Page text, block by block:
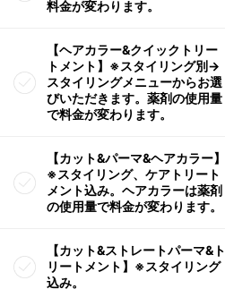
料金が変わります。
【ヘアカラー&クイックトリー
トメント】※スタイリング別→
スタイリングメニューからお選
びいただきます。薬剤の使用量
で料金が変わります。
【カット&パーマ&ヘアカラー】
※スタイリング、ケアトリート
メント込み。ヘアカラーは薬剤
の使用量で料金が変わります。
【カット&ストレートパーマ&ト
リートメント】※スタイリング
込み。